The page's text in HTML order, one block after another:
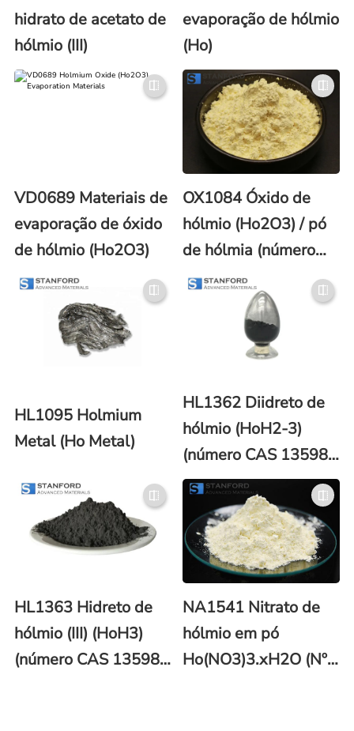
hidrato de acetato de
hólmio (III)
evaporação de hólmio
(Ho)
VD0689 Materiais de
evaporação de óxido
de hólmio (Ho2O3)
OX1084 Óxido de
hólmio (Ho2O3) / pó
de hólmia (número
CAS 12055-62-8)
HL1095 Holmium
Metal (Ho Metal)
HL1362 Diidreto de
hólmio (HoH2-3)
(número CAS 13598-
41-9)
HL1363 Hidreto de
hólmio (III) (HoH3)
(número CAS 13598-
NA1541 Nitrato de
hólmio em pó
Ho(NO3)3.xH2O (Nº